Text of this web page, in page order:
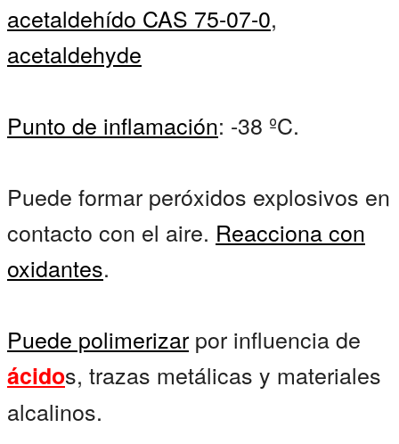
acetaldehído CAS 75-07-0,
acetaldehyde
Punto de inflamación: -38 ºC.
Puede formar peróxidos explosivos en
contacto con el aire. Reacciona con
oxidantes.
Puede polimerizar por influencia de
ácidos, trazas metálicas y materiales
alcalinos.